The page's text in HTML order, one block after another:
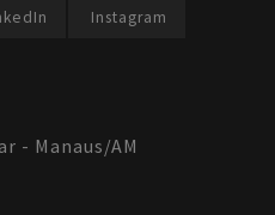
Instagram
- Manaus/AM